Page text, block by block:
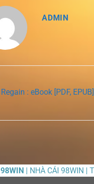
ADMIN
Regain : eBook [PDF, EPUB]
98WIN | NHÀ CÁI 98WIN |